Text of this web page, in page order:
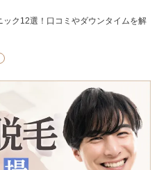
ク12選！口コミやダウンタイムを解